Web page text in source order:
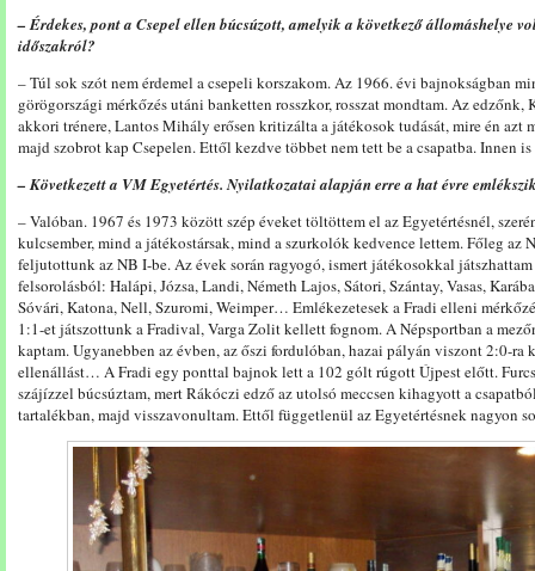
– Érdekes, pont a Csepel ellen búcsúzott, amelyik a következő állomáshelye
időszakról?
– Túl sok szót nem érdemel a csepeli korszakom. Az 1966. évi bajnokságban
görögországi mérkőzés utáni banketten rosszkor, rosszat mondtam. Az
akkori trénere, Lantos Mihály erősen kritizálta a játékosok tudását, mire én azt
majd szobrot kap Csepelen. Ettől kezdve többet nem tett be a csapatba. Innen
– Következett a VM Egyetértés. Nyilatkozatai alapján erre a hat évre
– Valóban. 1967 és 1973 között szép éveket töltöttem el az Egyetértésnél,
kulcsember, mind a játékostársak, mind a szurkolók kedvence lettem. Főleg az
feljutottunk az NB I-be. Az évek során ragyogó, ismert játékosokkal
felsorolásból: Halápi, Józsa, Landi, Németh Lajos, Sátori, Szántay, Vasas,
Sóvári, Katona, Nell, Szuromi, Weimper… Emlékezetesek a Fradi elleni
1:1-et játszottunk a Fradival, Varga Zolit kellett fognom. A Népsportban a
kaptam. Ugyanebben az évben, az őszi fordulóban, hazai pályán viszont 2:0-
ellenállást… A Fradi egy ponttal bajnok lett a 102 gólt rúgott Újpest előtt.
szájízzel búcsúztam, mert Rákóczi edző az utolsó meccsen kihagyott a
tartalékban, majd visszavonultam. Ettől függetlenül az Egyetértésnek nagyon